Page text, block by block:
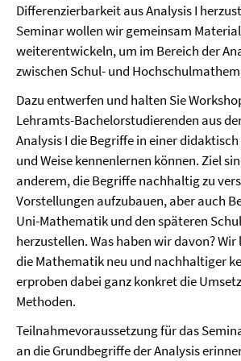
Differenzierbarkeit aus Analysis I
Seminar wollen wir gemeinsam
weiterentwickeln, um im Bereich der
zwischen Schul- und
Dazu entwerfen und halten Sie
Lehramts-Bachelorstudierenden aus
Analysis I die Begriffe in einer
und Weise kennenlernen können. Ziel
anderem, die Begriffe nachhaltig zu
Vorstellungen aufzubauen, aber auch
Uni-Mathematik und den späteren
herzustellen. Was haben wir davon?
die Mathematik neu und nachhaltiger
erproben dabei ganz konkret die
Methoden.
Teilnahmevoraussetzung für das
an die Grundbegriffe der Analysis